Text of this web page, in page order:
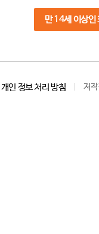
만 14세 이상인
개인 정보 처리 방침 저